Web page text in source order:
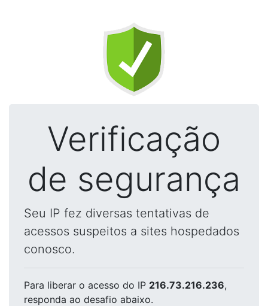
Verificação
de segurança
Seu IP fez diversas tentativas de
acessos suspeitos a sites hospedados
conosco.
Para liberar o acesso do IP 216.73.216.236,
responda ao desafio abaixo.